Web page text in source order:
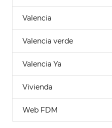
Valencia
Valencia verde
Valencia Ya
Vivienda
Web FDM